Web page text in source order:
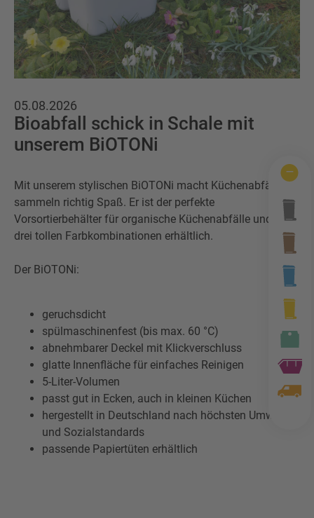
Wertstofftonne
Altglas
Problemabfall
Sperrmüll
Sonstige Abfälle
Schadens-/Verlustmeldung
Windelzuschuss
Photovoltaikmodule
Behältergrössen
Private Entsorgungsunternehmen
Tonnenknigge
Augsburger Land Becher
Mitarbeiter
Kontakt
Häufige Fragen
05.08.2026
Bioabfall schick in Schale mit
unserem BiOTONi
Mit unserem stylischen BiOTONi macht Küchenabfälle
sammeln richtig Spaß. Er ist der perfekte
Vorsortierbehälter für organische Küchenabfälle und in
drei tollen Farbkombinationen erhältlich.
Der BiOTONi:
geruchsdicht
spülmaschinenfest (bis max. 60 °C)
abnehmbarer Deckel mit Klickverschluss
glatte Innenfläche für einfaches Reinigen
5-Liter-Volumen
passt gut in Ecken, auch in kleinen Küchen
hergestellt in Deutschland nach höchsten Umwelt-
und Sozialstandards
passende Papiertüten erhältlich